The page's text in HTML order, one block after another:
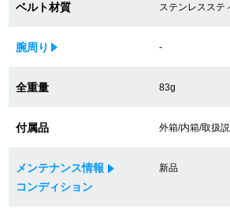
75%以上保証！中古商品高価買戻し
修理・メンテナンスをご
ベルト材質 ステンレスステ
腕周り -
全重量 83g
付属品 外箱/内箱/取扱
メンテナンス情報
コンディション
新品